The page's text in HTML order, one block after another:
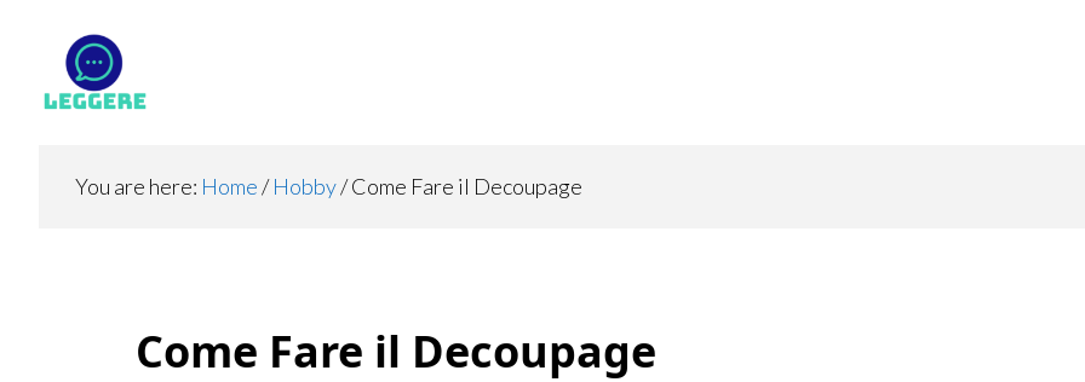
primary
footer
You are here: Home/ Hobby/Come Fare il Decoupage
Come Fare il Decoupage